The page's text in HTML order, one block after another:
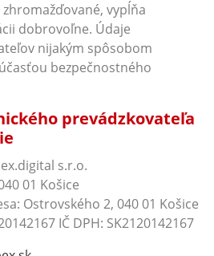
vypĺňa
dobrovoľne. Údaje
nijakým spôsobom
bezpečnostného
prevádzkovateľa
s.r.o.
01 Košice
Ostrovského 2, 040 01 Košice
IČ DPH: SK2120142167